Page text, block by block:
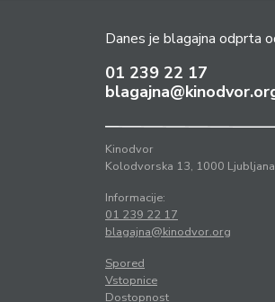
Danes je blagajna odprta
01 239 22 17
Kinodvor
Kolodvorska 13, 1000 Ljubljana
Informacije:
01 239 22 17
blagajna@kinodvor.org
Spored
Vstopnice
Dostopnost